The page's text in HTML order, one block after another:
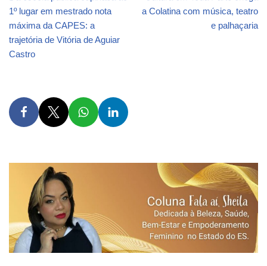
1º lugar em mestrado nota
máxima da CAPES: a
trajetória de Vitória de Aguiar
Castro
a Colatina com música, teatro
e palhaçaria